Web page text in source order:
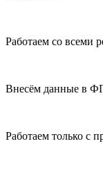
Работаем со всеми
Внесём данные в
Работаем только с